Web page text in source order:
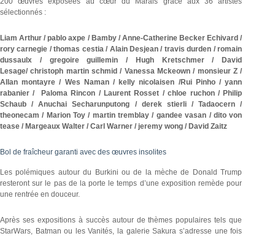
sélectionnés :
Liam Arthur / pablo axpe / Bamby / Anne-Catherine Becker Echivard /
rory carnegie / thomas cestia / Alain Desjean / travis durden / romain
dussaulx / gregoire guillemin / Hugh Kretschmer / David
Lesage/ christoph martin schmid / Vanessa Mckeown / monsieur Z /
Allan montayre / Wes Naman / kelly nicolaisen /Rui Pinho / yann
rabanier / Paloma Rincon / Laurent Rosset / chloe ruchon / Philip
Schaub / Anuchai Secharunputong / derek stierli / Tadaocern /
theonecam / Marion Toy / martin tremblay / gandee vasan / dito von
tease / Margeaux Walter / Carl Warner / jeremy wong / David Zaitz
Bol de fraîcheur garanti avec des œuvres insolites
Les polémiques autour du Burkini ou de la mèche de Donald Trump
resteront sur le pas de la porte le temps d’une exposition remède pour
une rentrée en douceur.
Après ses expositions à succès autour de thèmes populaires tels que
StarWars, Batman ou les Vanités, la galerie Sakura s’adresse une fois